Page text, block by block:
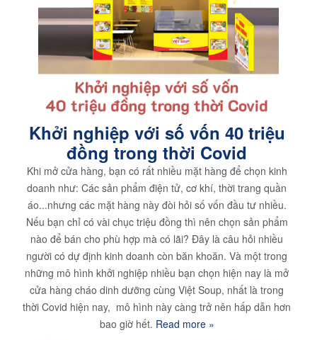
Khởi nghiệp với số vốn 40 triệu
đồng trong thời Covid
Khi mở cửa hàng, bạn có rất nhiều mặt hàng để chọn kinh
doanh như: Các sản phẩm điện tử, cơ khí, thời trang quần
áo...nhưng các mặt hàng này đòi hỏi số vốn đầu tư nhiều.
Nếu bạn chỉ có vài chục triệu đồng thì nên chọn sản phẩm
nào để bán cho phù hợp mà có lãi? Đây là câu hỏi nhiều
người có dự định kinh doanh còn băn khoăn. Và một trong
những mô hình khởi nghiệp nhiều bạn chọn hiện nay là mở
cửa hàng cháo dinh dưỡng cùng Việt Soup, nhất là trong
thời Covid hiện nay, mô hình này càng trở nên hấp dẫn hơn
bao giờ hết. Read more »